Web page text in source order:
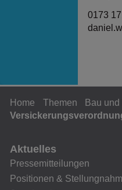
0173
Home Themen
Bau
Aktuelles
Pressemitteilungen
Positionen &